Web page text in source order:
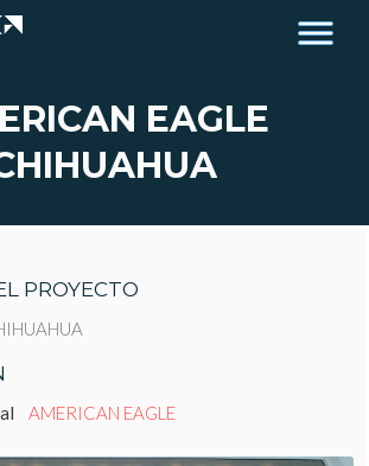
EAGLE
PROYECTO
AMERICAN EAGLE